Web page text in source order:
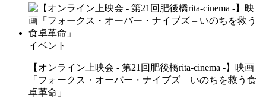
イベント
【オンライン上映会 - 第21回肥後橋rita-cinema -】映画
「フォークス・オーバー・ナイブズ – いのちを救う食
卓革命」